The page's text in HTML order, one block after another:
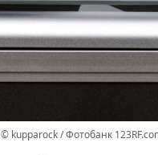
© kupparock / Фотобанк